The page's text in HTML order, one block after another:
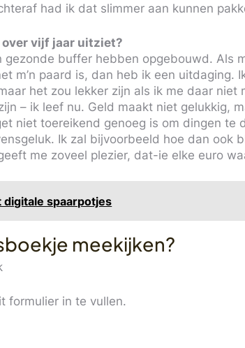
had ik dat slimmer aan kunnen
vijf jaar uitziet?
buffer hebben opgebouwd. Als
m’n paard is, dan heb ik een uitdaging.
het zou lekker zijn als ik me daar niet
– ik leef nu. Geld maakt niet gelukkig,
niet toereikend genoeg is om dingen te
Ik zal bijvoorbeeld hoe dan ook
me zoveel plezier, dat-ie elke euro
spaarpotjes
meekijken?
formulier in te vullen.